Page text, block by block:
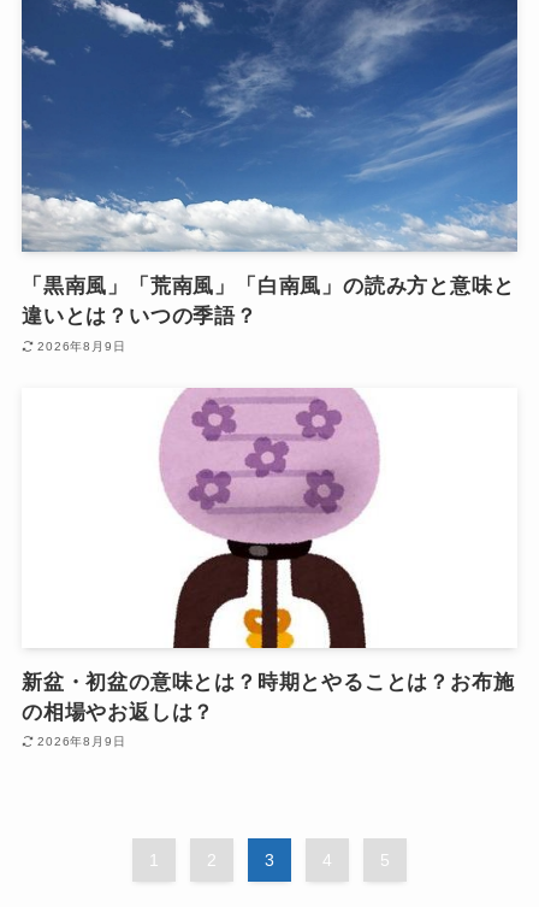
「黒南風」「荒南風」「白南風」の読み方と意味と
違いとは？いつの季語？
2026年8月9日
新盆・初盆の意味とは？時期とやることは？お布施
の相場やお返しは？
2026年8月9日
1 2 3 4 5